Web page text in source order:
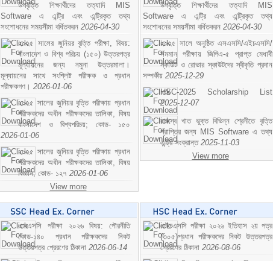
উপবৃত্তি শিক্ষার্থীদের তত্যাদি MIS
Software এ এন্ট্রি এবং এন্ট্রিকৃত তথ্য
সংশোধনের সময়সীমা বর্ধিতকরন 2026-04-30
২০২৫ সালের জুনিয়র বৃত্তি পরীক্ষা, বিষয়:
বাংলাদেশ ও বিশ্ব পরিচয় (১৫০) উত্তরপত্র
মূল্যায়নের জন্য নমুনা উত্তরমালা।
মূল্যায়নের সাথে সংশ্লিষ্ট পরীক্ষক ও প্রধান
পরীক্ষকগণ। 2026-01-06
২০২৫ সালের জুনিয়র বৃত্তি পরীক্ষায় প্রধান
পরীক্ষকদের অধীন পরীক্ষকদের তালিকা, বিষয়
বাংলাদেশ ও বিশ্বপরিচয়; কোড- ১৫০
2026-01-06
২০২৫ সালের জুনিয়র বৃত্তি পরীক্ষায় প্রধান
পরীক্ষকদের অধীন পরীক্ষকদের তালিকা, বিষয়
বিজ্ঞান; কোড- ১২৭ 2026-01-06
View more
উপবৃত্তি শিক্ষার্থীদের তত্যাদি MIS
Software এ এন্ট্রি এবং এন্ট্রিকৃত তথ্য
সংশোধনের সময়সীমা বর্ধিতকরন 2026-04-30
২০২৫ সালে অনুষ্ঠিত এসএসসি/এইচএসসি/
সমমান পরীক্ষায় জিপিএ-৫ প্রাপ্ত মেধাবী
স্কাউট ও রোভার স্কাউটদের স্বীকৃতি প্রদান
সম্পর্কীয় 2025-12-29
HSC-2025 Scholarship List
2025-12-07
রাজস্ব খাত ভুক্ত বিভিন্ন শ্রেনীতে বৃত্তি
প্রাপ্তির জন্য MIS Software এ তথ্য
এন্ট্রি সংক্রান্ত 2025-11-03
View more
এসএসসি পরীক্ষা ২০২৬ বিষয়: পৌরনীতি
কোড-১৪০ প্রধান পরীক্ষকদের নিকট
উত্তরপত্র প্রেরণের ঠিকানা 2026-06-14
এইচএসসি পরীক্ষা ২০২৬ ইতিহাস ২য় পত্র
(৩০৫)প্রধান পরীক্ষকদের নিকট উত্তরপত্র
প্রেরণের ঠিকানা 2026-08-06